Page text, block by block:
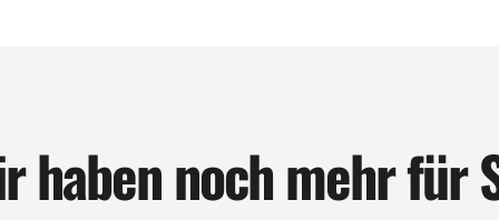
haben noch mehr für